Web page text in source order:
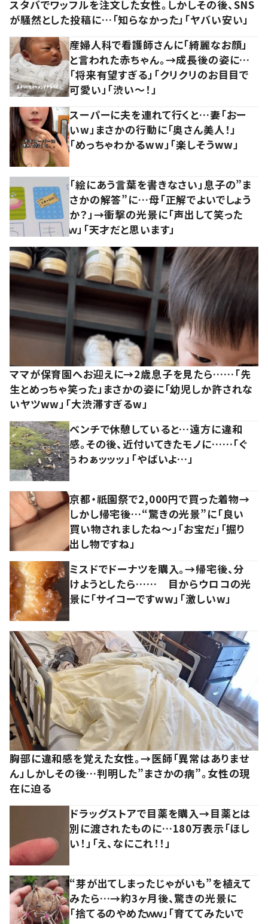
スタバでワッフルを注文した女性。しかしその後、SNS
が騒然とした投稿に…「知らなかった」「ヤバい安い」
産婦人科で看護師さんに「綺麗なお顔」
と言われた赤ちゃん。→成長後の姿に…
「将来有望すぎる」「クリクリのお目目で
可愛い」「渋い～！」
スーパーに夫を連れて行くと…妻「おー
いw」まさかの行動に「奥さん美人！」
「めっちゃわかるww」「楽しそうww」
「絵にあう言葉を書きなさい」息子の”ま
さかの解答”に…母「正解でよいでしょう
か？」→衝撃の光景に「声出して笑った
ｗ」「天才だと思います」
ママが保育園へお迎えに→2歳息子を見たら……「先
生とめっちゃ笑った」まさかの姿に「幼児しか許されな
いヤツww」「大渋滞すぎるw」
ベンチで休憩していると…遠方に違和
感。その後、近付いてきたモノに……「ぐ
ぅわぁッッッ」「やばいよ…」
京都・祇園祭で2,000円で買った着物→
しかし帰宅後…“驚きの光景”に「良い
買い物されましたね～」「お宝だ」「掘り
出し物ですね」
ミスドでドーナツを購入。→帰宅後、分
けようとしたら…… 目からウロコの光
景に「サイコーですww」「激しいw」
胸部に違和感を覚えた女性。→医師「異常はありませ
ん」しかしその後…判明した”まさかの病”。女性の現
在に迫る
ドラッグストアで目薬を購入→目薬とは
別に渡されたものに…180万表示「ほし
い！」「え、なにこれ！！」
“芽が出てしまったじゃがいも”を植えて
みたら…→約3ヶ月後、驚きの光景に
「捨てるのやめたｗｗ」「育ててみたいで